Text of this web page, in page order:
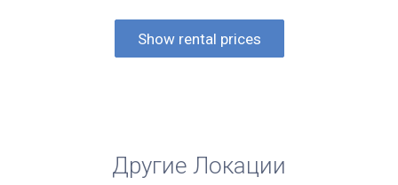
Show rental prices
Другие Локации